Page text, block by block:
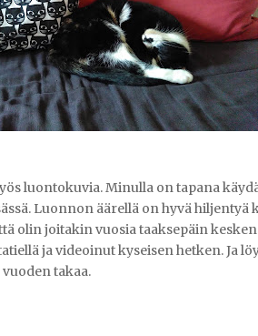
luontokuvia. Minulla on tapana
Luonnon äärellä on hyvä hiljentyä
olin joitakin vuosia taaksepäin
ja videoinut kyseisen hetken. Ja
takaa.